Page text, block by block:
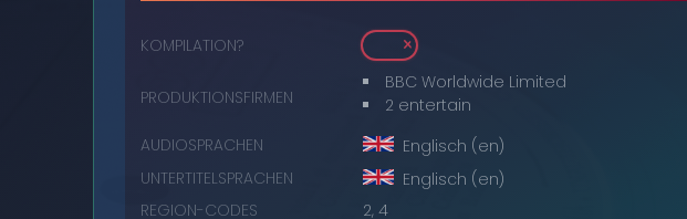
KOMPILATION?
PRODUKTIONSFIRMEN
BBC Worldwide Limited
2 entertain
AUDIOSPRACHEN
Englisch (en)
UNTERTITELSPRACHEN
Englisch (en)
REGION-CODES
2, 4